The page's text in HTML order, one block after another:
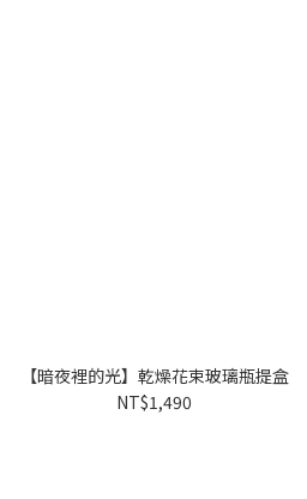
【暗夜裡的光】乾燥花束玻璃瓶提盒
NT$1,490